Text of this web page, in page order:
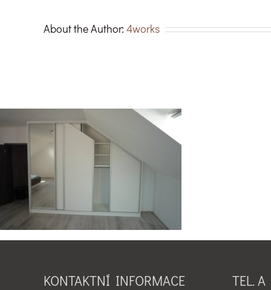
About the Author: 4works
KONTAKTNÍ INFORMACE TEL.